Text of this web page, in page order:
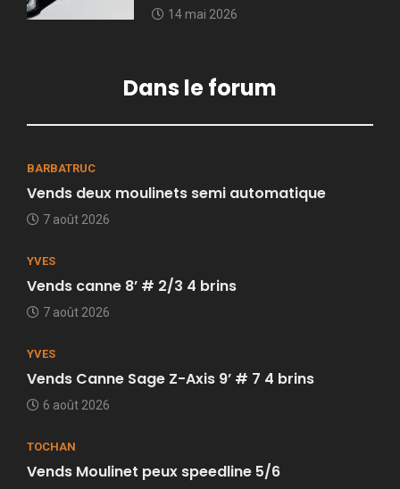
14 mai 2026
Dans le forum
BARBATRUC
Vends deux moulinets semi automatique
7 août 2026
YVES
Vends canne 8’ # 2/3 4 brins
7 août 2026
YVES
Vends Canne Sage Z-Axis 9’ # 7 4 brins
6 août 2026
TOCHAN
Vends Moulinet peux speedline 5/6